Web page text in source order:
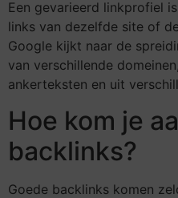
Een gevarieerd linkprofiel
links van dezelfde site of
Google kijkt naar de
van verschillende
ankerteksten en uit
Hoe kom je
backlinks?
Goede backlinks komen